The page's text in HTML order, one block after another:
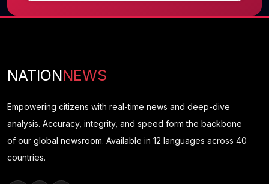
NATIONNEWS
Empowering citizens with real-time news and deep-dive
analysis. Accuracy, integrity, and speed form the backbone
of our global newsroom. Available in 12 languages across 40
countries.